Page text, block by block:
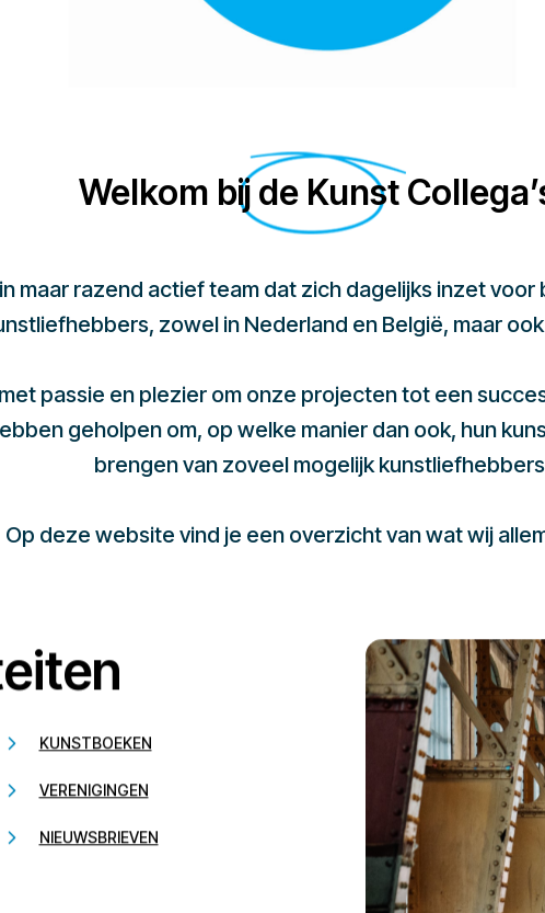
Welkom bij de Kunst
maar razend actief team dat zich dagelijks inzet
zowel in Nederland en België, maar
passie en plezier om onze projecten tot een
geholpen om, op welke manier dan ook, hun
brengen van zoveel mogelijk
Op deze website vind je een overzicht van wat wij
KUNSTBOEKEN
VERENIGINGEN
NIEUWSBRIEVEN